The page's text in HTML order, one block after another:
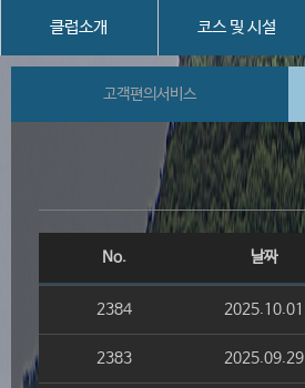
클럽소개 코스 및 시설
고객편의서비스
No. 날짜
2384 2025.10.01
2383 2025.09.29